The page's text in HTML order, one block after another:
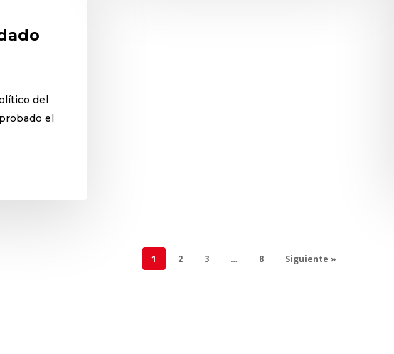
del
el
1 2 3 … 8 Siguiente »